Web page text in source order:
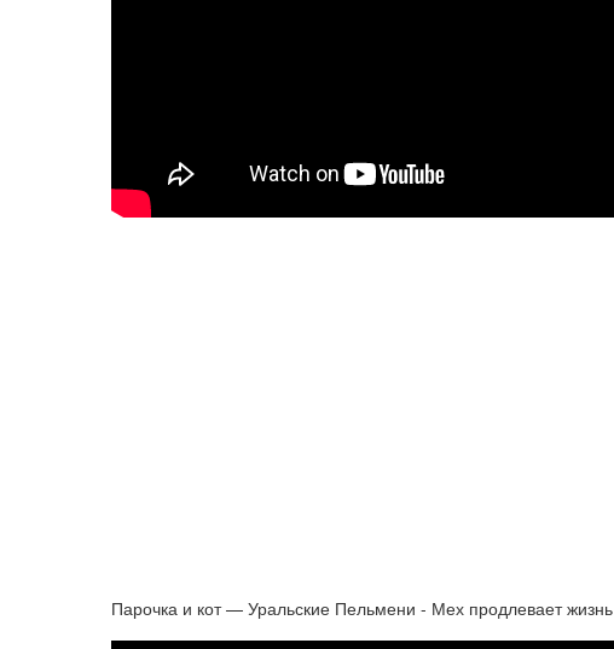
Парочка и кот — Уральские Пельмени - Мех продлевает жизнь